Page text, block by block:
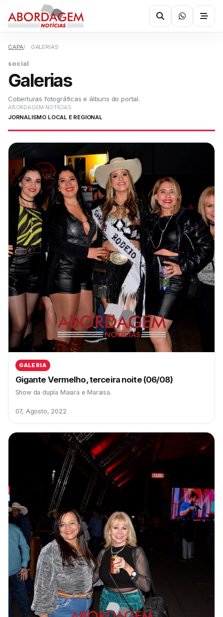
CAPA GALERIAS
social
Galerias
Coberturas fotográficas e álbuns do portal.
ABORDAGEM NOTÍCIAS
JORNALISMO LOCAL E REGIONAL
GALERIA
Gigante Vermelho, terceira noite (06/08)
Show da dupla Maiara e Maraisa.
07, Agosto, 2022